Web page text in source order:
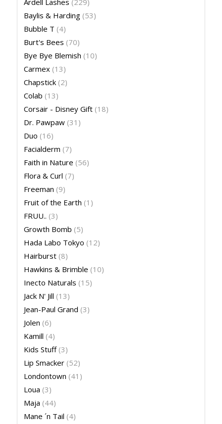
Ardell Lashes (229)
Baylis & Harding (53)
Bubble T (4)
Burt's Bees (70)
Bye Bye Blemish (10)
Carmex (13)
Chapstick (2)
Colab (13)
Corsair - Disney Gift (18)
Dr. Pawpaw (31)
Duo (16)
Facialderm (7)
Faith in Nature (56)
Flora & Curl (7)
Freeman (9)
Fruit of the Earth (1)
FRUU.. (3)
Growth Bomb (5)
Hada Labo Tokyo (12)
Hairburst (8)
Hawkins & Brimble (10)
Inecto Naturals (15)
Jack N' Jill (13)
Jean-Paul Grand (3)
Jolen (6)
Kamill (4)
Kids Stuff (3)
Lip Smacker (52)
Londontown (41)
Loua (3)
Maja (44)
Mane ´n Tail (4)